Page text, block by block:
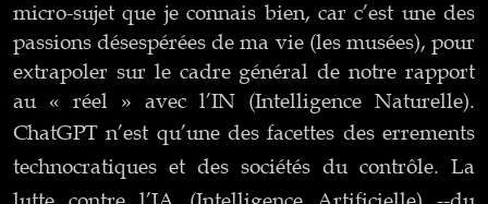
micro-sujet que je connais bien, car c’est une des
passions désespérées de ma vie (les musées), pour
extrapoler sur le cadre général de notre rapport
au « réel » avec l’IN (Intelligence Naturelle).
ChatGPT n’est qu’une des facettes des errements
technocratiques et des sociétés du contrôle. La